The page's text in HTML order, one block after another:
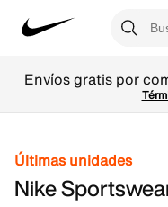
Envíos gratis por
Últimas unidades
Nike